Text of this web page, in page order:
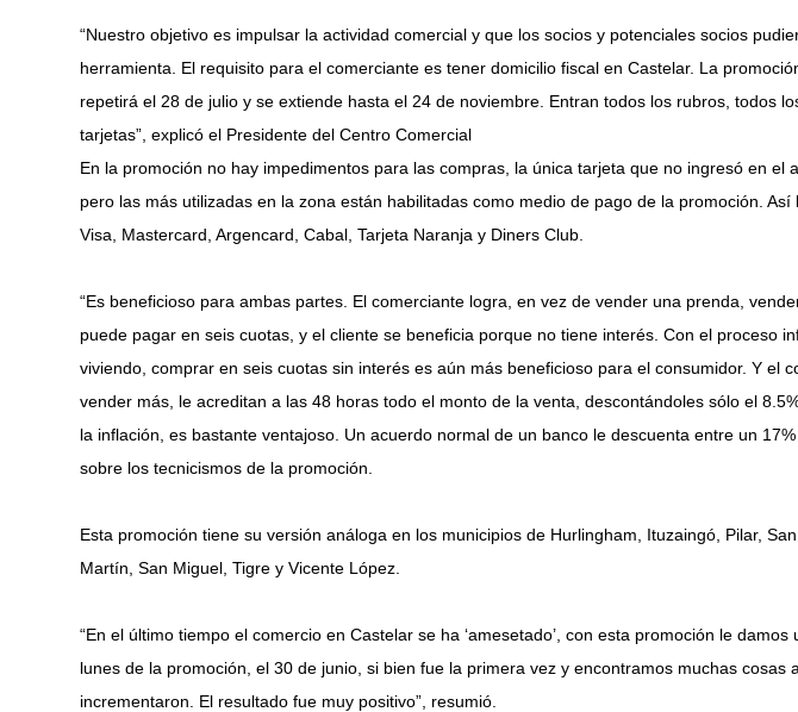
“Nuestro objetivo es impulsar la actividad comercial y que los socios y potenciales socios
herramienta. El requisito para el comerciante es tener domicilio fiscal en Castelar. La
repetirá el 28 de julio y se extiende hasta el 24 de noviembre. Entran todos los rubros, todos
tarjetas”, explicó el Presidente del Centro Comercial
En la promoción no hay impedimentos para las compras, la única tarjeta que no ingresó en el
pero las más utilizadas en la zona están habilitadas como medio de pago de la promoción.
Visa, Mastercard, Argencard, Cabal, Tarjeta Naranja y Diners Club.
“Es beneficioso para ambas partes. El comerciante logra, en vez de vender una prenda,
puede pagar en seis cuotas, y el cliente se beneficia porque no tiene interés. Con el proceso
viviendo, comprar en seis cuotas sin interés es aún más beneficioso para el consumidor. Y el
vender más, le acreditan a las 48 horas todo el monto de la venta, descontándoles sólo el
la inflación, es bastante ventajoso. Un acuerdo normal de un banco le descuenta entre un
sobre los tecnicismos de la promoción.
Esta promoción tiene su versión análoga en los municipios de Hurlingham, Ituzaingó, Pilar,
Martín, San Miguel, Tigre y Vicente López.
“En el último tiempo el comercio en Castelar se ha ‘amesetado’, con esta promoción le
lunes de la promoción, el 30 de junio, si bien fue la primera vez y encontramos muchas cosas
incrementaron. El resultado fue muy positivo”, resumió.